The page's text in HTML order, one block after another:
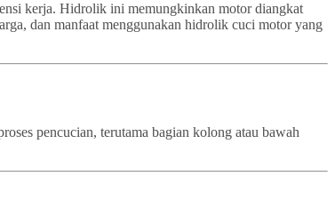
kerja. Hidrolik ini memungkinkan motor diangkat
dan manfaat menggunakan hidrolik cuci motor yang
pencucian, terutama bagian kolong atau bawah